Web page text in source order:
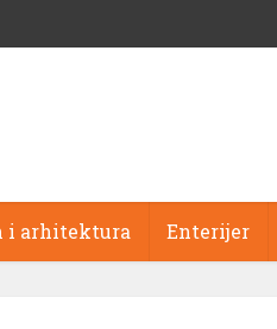
i arhitektura Enterijer